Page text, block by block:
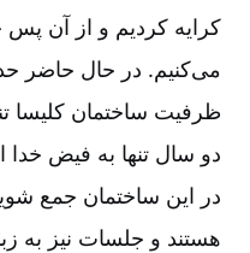
کرایه کردیم و از آن پس
دو سال تنها به فیض خدا
در این ساختمان جمع
هستند و جلسات نیز به